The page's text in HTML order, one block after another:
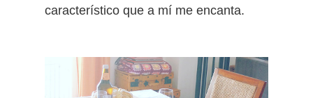
característico que a mí me encanta.